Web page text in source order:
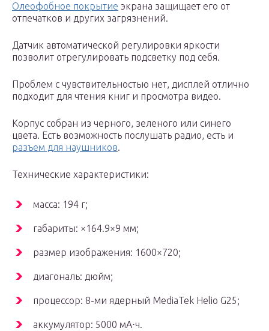
Олеофобное покрытие экрана защищает его от
отпечатков и других загрязнений.
Датчик автоматической регулировки яркости
позволит отрегулировать подсветку под себя.
Проблем с чувствительностью нет, дисплей отлично
подходит для чтения книг и просмотра видео.
Корпус собран из черного, зеленого или синего
цвета. Есть возможность послушать радио, есть и
разъем для наушников.
Технические характеристики:
масса: 194 г;
габариты: ×164.9×9 мм;
размер изображения: 1600×720;
диагональ: дюйм;
процессор: 8-ми ядерный MediaTek Helio G25;
аккумулятор: 5000 мА⋅ч.